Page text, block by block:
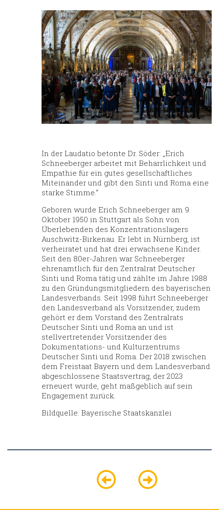
In der Laudatio betonte Dr. Söder: „Erich
Schneeberger arbeitet mit Beharrlichkeit und
Empathie für ein gutes gesellschaftliches
Miteinander und gibt den Sinti und Roma eine
starke Stimme.“
Geboren wurde Erich Schneeberger am 9.
Oktober 1950 in Stuttgart als Sohn von
Überlebenden des Konzentrationslagers
Auschwitz-Birkenau. Er lebt in Nürnberg, ist
verheiratet und hat drei erwachsene Kinder.
Seit den 80er-Jahren war Schneeberger
ehrenamtlich für den Zentralrat Deutscher
Sinti und Roma tätig und zählte im Jahre 1988
zu den Gründungsmitgliedern des bayerischen
Landesverbands. Seit 1998 führt Schneeberger
den Landesverband als Vorsitzender, zudem
gehört er dem Vorstand des Zentralrats
Deutscher Sinti und Roma an und ist
stellvertretender Vorsitzender des
Dokumentations- und Kulturzentrums
Deutscher Sinti und Roma. Der 2018 zwischen
dem Freistaat Bayern und dem Landesverband
abgeschlossene Staatsvertrag, der 2023
erneuert wurde, geht maßgeblich auf sein
Engagement zurück.
Bildquelle: Bayerische Staatskanzlei